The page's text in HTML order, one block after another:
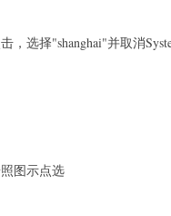
，选择"shanghai"并取消
图示点选